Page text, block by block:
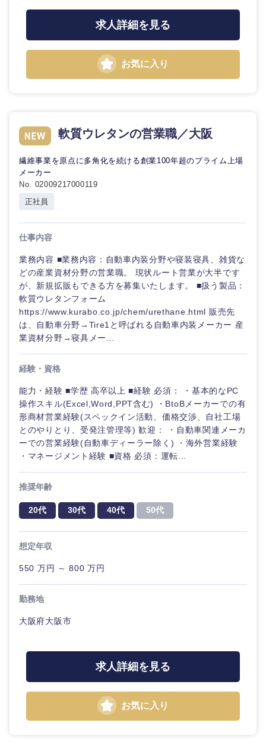
求人詳細を見る
お気に入り
軟質ウレタンの営業職／大阪
繊維事業を原点に多角化を続ける創業100年超のプライム上場
メーカー
No. 02009217000119
正社員
仕事内容
業務内容 ■業務内容：自動車内装分野や寝装寝具、雑貨な
どの産業資材分野の営業職。 現状ルート営業が大半です
が、新規拡販もできる方を募集いたします。 ■扱う製品：
軟質ウレタンフォーム
https://www.kurabo.co.jp/chem/urethane.html 販売先
は、自動車分野→Tire1と呼ばれる自動車内装メーカー 産
業資材分野→寝具メー...
経験・資格
能力・経験 ■学歴 高卒以上 ■経験 必須： ・基本的なPC
操作スキル(Excel,Word,PPT含む) ・BtoBメーカーでの有
形商材営業経験(スペックイン活動、価格交渉、自社工場
とのやりとり、受発注管理等) 歓迎： ・自動車関連メーカ
ーでの営業経験(自動車ディーラー除く) ・海外営業経験
・マネージメント経験 ■資格 必須：運転...
推奨年齢
20代 30代 40代 50代
想定年収
550 万円 ～ 800 万円
勤務地
大阪府大阪市
求人詳細を見る
お気に入り